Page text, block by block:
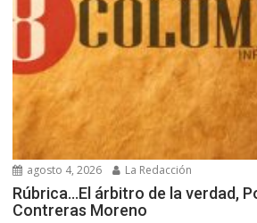
agosto 4, 2026 La Redacción
Rúbrica…El árbitro de la verdad,
Contreras Moreno